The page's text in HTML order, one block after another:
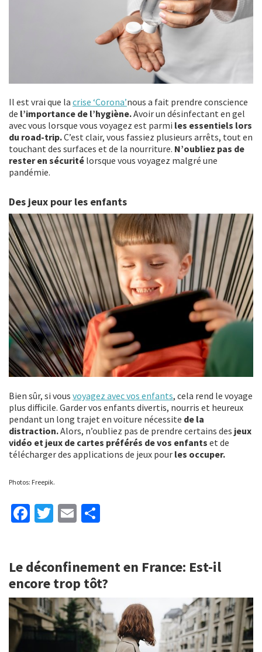
Il est vrai que la crise ‘Corona’nous a fait prendre conscience
de l’importance de l’hygiène.Avoir un désinfectant en gel
avec vous lorsque vous voyagez est parmi les essentiels lors
du road-trip.C’est clair, vous fassiez plusieurs arrêts, tout en
touchant des surfaces et de la nourriture. N’oubliez pas de
rester en sécurité lorsque vous voyagez malgré une
pandémie.
Des jeux pour les enfants
Bien sûr, si vous voyagez avec vos enfants, cela rend le voyage
plus difficile. Garder vos enfants divertis, nourris et heureux
pendant un long trajet en voiture nécessite de la
distraction.Alors, n’oubliez pas de prendre certains des jeux
vidéo et jeux de cartes préférés de vos enfants et de
télécharger des applications de jeux pour les occuper.
Photos: Freepik.
Fa
o
o
k
T
er
E
l
ge
r
Le déconfinement en France: Est-il
encore trop tôt?